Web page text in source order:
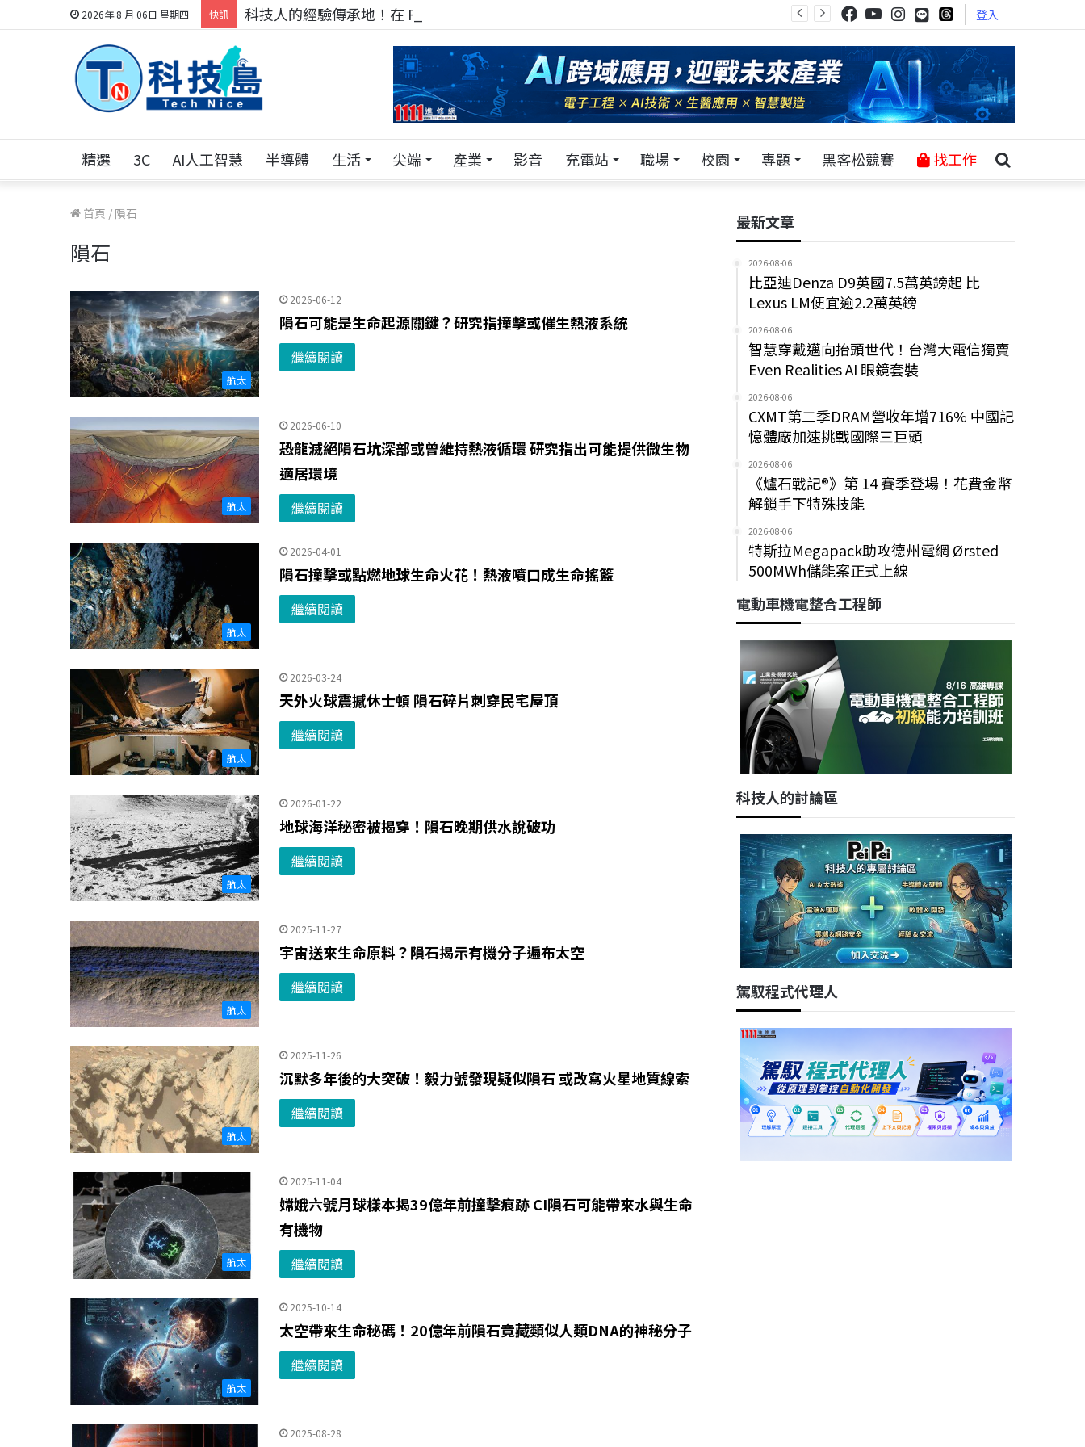
2026年 8 月 06日 星期四 快訊 科技人的經驗傳承地！在 Pei Pei 科技專區，與學弟妹交流最硬核的技術 登入
精選 3C AI人工智慧 半導體 生活 尖端 產業 影音 充電站 職場 校園 專題 黑客松競賽 找工作
首頁 / 隕石
隕石
航太
2026-06-12
隕石可能是生命起源關鍵？研究指撞擊或催生熱液系統
繼續閱讀
航太
2026-06-10
恐龍滅絕隕石坑深部或曾維持熱液循環 研究指出可能提供微生物
適居環境
繼續閱讀
航太
2026-04-01
隕石撞擊或點燃地球生命火花！熱液噴口成生命搖籃
繼續閱讀
航太
2026-03-24
天外火球震撼休士頓 隕石碎片刺穿民宅屋頂
繼續閱讀
航太
2026-01-22
地球海洋秘密被揭穿！隕石晚期供水說破功
繼續閱讀
航太
2025-11-27
宇宙送來生命原料？隕石揭示有機分子遍布太空
繼續閱讀
航太
2025-11-26
沉默多年後的大突破！毅力號發現疑似隕石 或改寫火星地質線索
繼續閱讀
航太
2025-11-04
嫦娥六號月球樣本揭39億年前撞擊痕跡 CI隕石可能帶來水與生命
有機物
繼續閱讀
航太
2025-10-14
太空帶來生命秘碼！20億年前隕石竟藏類似人類DNA的神秘分子
繼續閱讀
2025-08-28
最新文章
2026-08-06
比亞迪Denza D9英國7.5萬英鎊起 比
Lexus LM便宜逾2.2萬英鎊
2026-08-06
智慧穿戴邁向抬頭世代！台灣大電信獨賣
Even Realities AI 眼鏡套裝
2026-08-06
CXMT第二季DRAM營收年增716% 中國記
憶體廠加速挑戰國際三巨頭
2026-08-06
《爐石戰記®》第 14 賽季登場！花費金幣
解鎖手下特殊技能
2026-08-06
特斯拉Megapack助攻德州電網 Ørsted
500MWh儲能案正式上線
電動車機電整合工程師
科技人的討論區
駕馭程式代理人